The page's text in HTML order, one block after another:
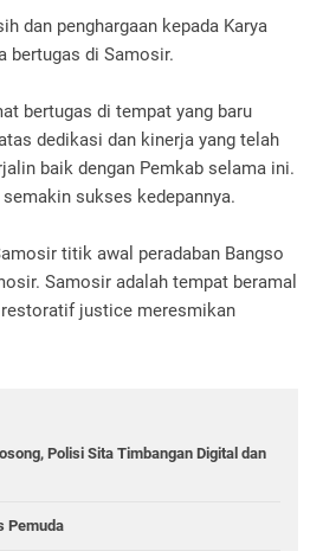
dan penghargaan kepada Karya
bertugas di Samosir.
bertugas di tempat yang baru
dedikasi dan kinerja yang telah
baik dengan Pemkab selama ini.
sukses kedepannya.
titik awal peradaban Bangso
Samosir adalah tempat beramal
justice meresmikan
Polisi Sita Timbangan Digital dan
Pemuda